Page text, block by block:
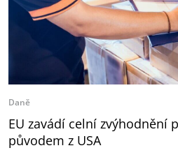
Daně
EU zavádí celní zvýhodnění
původem z USA